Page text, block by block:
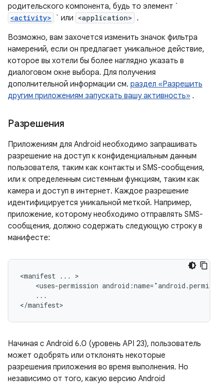
родительского компонента, будь то элемент `
<activity> ` или <application> .
Возможно, вам захочется изменить значок фильтра
намерений, если он предлагает уникальное действие,
которое вы хотели бы более наглядно указать в
диалоговом окне выбора. Для получения
дополнительной информации см. раздел «Разрешить
другим приложениям запускать вашу активность» .
Разрешения
Приложениям для Android необходимо запрашивать
разрешение на доступ к конфиденциальным данным
пользователя, таким как контакты и SMS-сообщения,
или к определенным системным функциям, таким как
камера и доступ в интернет. Каждое разрешение
идентифицируется уникальной меткой. Например,
приложение, которому необходимо отправлять SMS-
сообщения, должно содержать следующую строку в
манифесте:
<manifest ...
<uses-permission
...
</manifest>
Начиная с Android 6.0 (уровень API 23), пользователь
может одобрять или отклонять некоторые
разрешения приложения во время выполнения. Но
независимо от того, какую версию Android